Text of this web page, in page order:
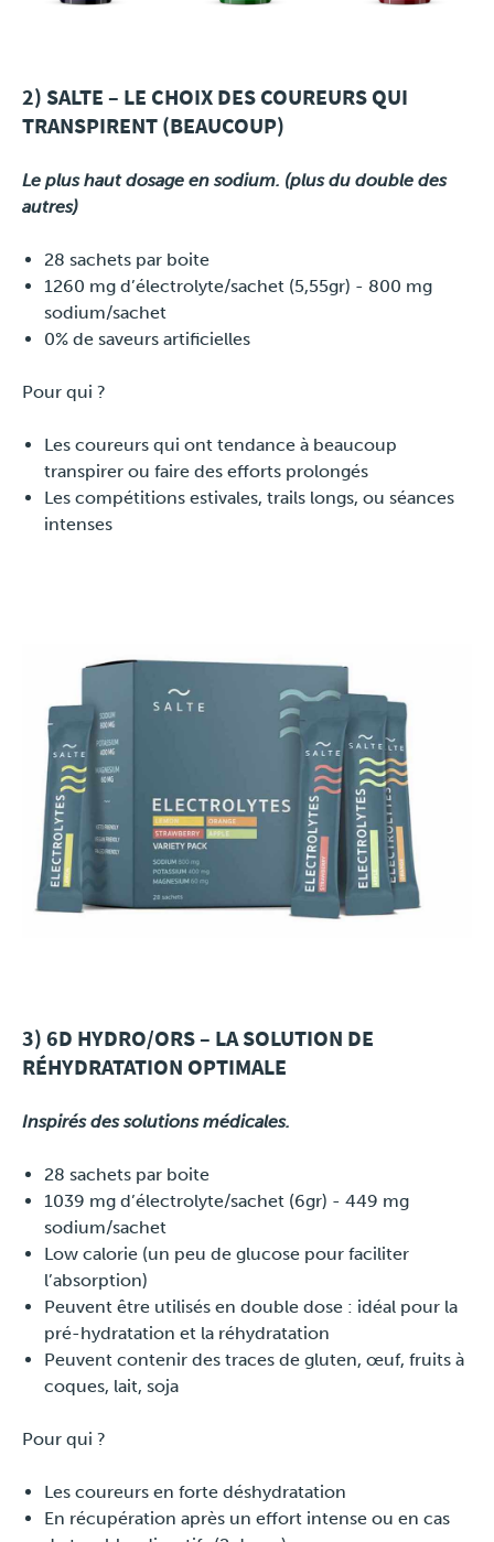
2) SALTE – LE CHOIX DES COUREURS QUI
TRANSPIRENT (BEAUCOUP)
Le plus haut dosage en sodium. (plus du double des
autres)
28 sachets par boite
1260 mg d’électrolyte/sachet (5,55gr) - 800 mg
sodium/sachet
0% de saveurs artificielles
Pour qui ?
Les coureurs qui ont tendance à beaucoup
transpirer ou faire des efforts prolongés
Les compétitions estivales, trails longs, ou séances
intenses
3) 6D HYDRO/ORS – LA SOLUTION DE
RÉHYDRATATION OPTIMALE
Inspirés des solutions médicales.
28 sachets par boite
1039 mg d’électrolyte/sachet (6gr) - 449 mg
sodium/sachet
Low calorie (un peu de glucose pour faciliter
l’absorption)
Peuvent être utilisés en double dose : idéal pour la
pré-hydratation et la réhydratation
Peuvent contenir des traces de gluten, œuf, fruits à
coques, lait, soja
Pour qui ?
Les coureurs en forte déshydratation
En récupération après un effort intense ou en cas